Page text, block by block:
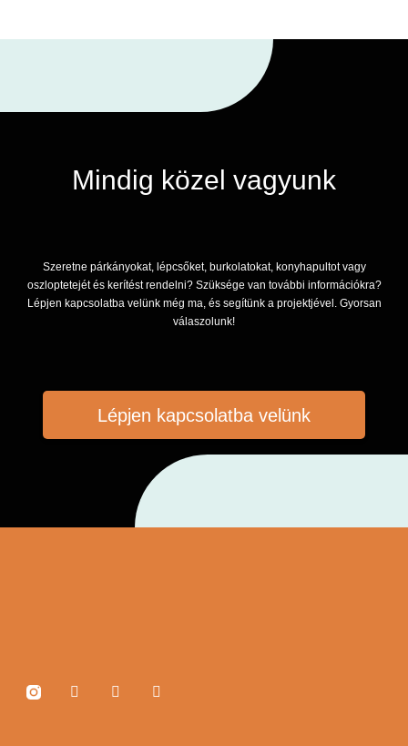
Mindig közel vagyunk
Szeretne párkányokat, lépcsőket, burkolatokat, konyhapultot vagy
oszloptetejét és kerítést rendelni? Szüksége van további információkra?
Lépjen kapcsolatba velünk még ma, és segítünk a projektjével. Gyorsan
válaszolunk!
Lépjen kapcsolatba velünk